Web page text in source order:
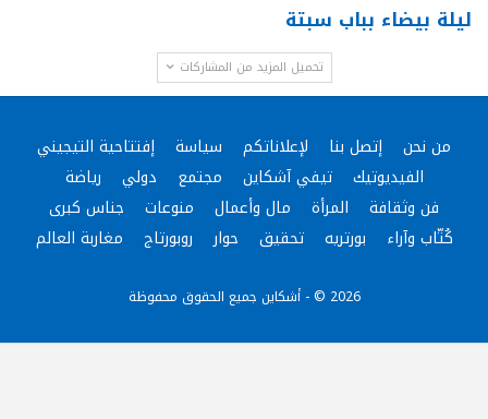
ليلة بيضاء بباب سبتة
تحميل المزيد من المشاركات
من نحن إتصل بنا لإعلاناتكم سياسة
إفتتاحية التيجيني
الفيديوتيك
تيفي آشكاين مجتمع دولي
رياضة
فن وثقافة
المرأة مال وأعمال منوعات
جناس كبرى
كُتّاب وآراء
بورتريه تحقيق حوار روبورتاج مغاربة العالم
2026 © - أشكاين جميع الحقوق محفوظة